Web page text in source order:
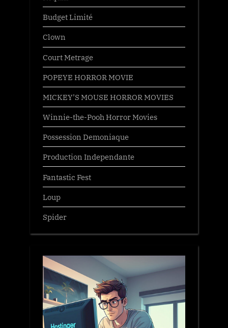
Budget Limité
Clown
Court Metrage
POPEYE HORROR MOVIE
MICKEY’S MOUSE HORROR MOVIES
Winnie-the-Pooh Horror Movies
Possession Demoniaque
Production Independante
Fantastic Fest
Loup
Spider